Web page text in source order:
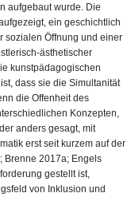
aufgebaut wurde. Die
ein geschichtlich
sozialen Öffnung und einer
ästhetischer
kunstpädagogischen
dass sie die Simultanität
die Offenheit des
Konzepten,
anders gesagt, mit
erst seit kurzem auf der
Brenne 2017a; Engels
gestellt ist,
von Inklusion und